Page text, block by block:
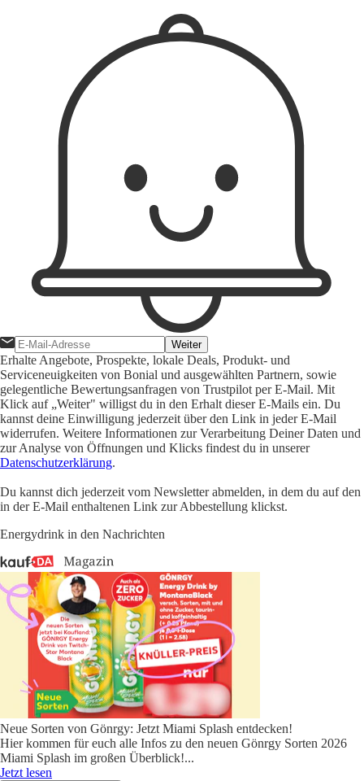
Weiter
Erhalte Angebote, Prospekte, lokale Deals, Produkt- und
Serviceneuigkeiten von Bonial und ausgewählten Partnern, sowie
gelegentliche Bewertungsanfragen von Trustpilot per E-Mail. Mit
Klick auf „Weiter" willigst du in den Erhalt dieser E-Mails ein. Du
kannst deine Einwilligung jederzeit über den Link in jeder E-Mail
widerrufen. Weitere Informationen zur Verarbeitung Deiner Daten und
zur Analyse von Öffnungen und Klicks findest du in unserer
Datenschutzerklärung.
Du kannst dich jederzeit vom Newsletter abmelden, in dem du auf den
in der E-Mail enthaltenen Link zur Abbestellung klickst.
Energydrink in den Nachrichten
Neue Sorten von Gönrgy: Jetzt Miami Splash entdecken!
Hier kommen für euch alle Infos zu den neuen Gönrgy Sorten 2026
Miami Splash im großen Überblick!...
Jetzt lesen